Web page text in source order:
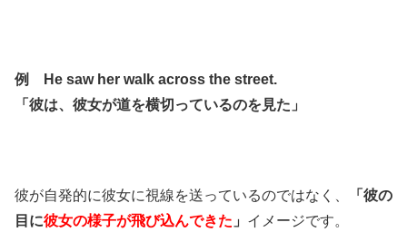
例 He saw her walk across the street.
「彼は、彼女が道を横切っているのを見た」
彼が自発的に彼女に視線を送っているのではなく、
「彼の
目に彼女の様子が飛び込んできた 」 イメージです。